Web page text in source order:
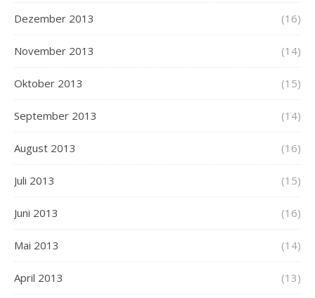
Dezember 2013 (16)
November 2013 (14)
Oktober 2013 (15)
September 2013 (14)
August 2013 (16)
Juli 2013 (15)
Juni 2013 (16)
Mai 2013 (14)
April 2013 (13)